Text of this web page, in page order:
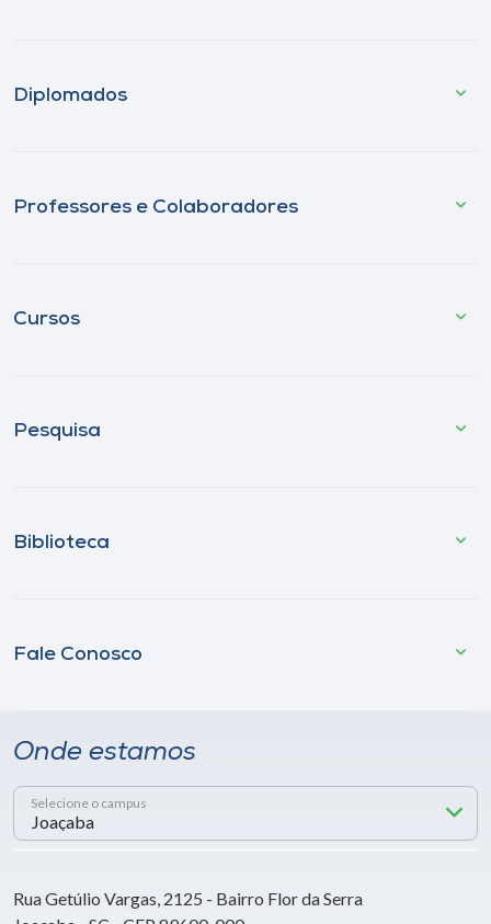
Diplomados
Professores e Colaboradores
Cursos
Pesquisa
Biblioteca
Fale Conosco
Onde estamos
Selecione o campus
Rua Getúlio Vargas, 2125 - Bairro Flor da Serra